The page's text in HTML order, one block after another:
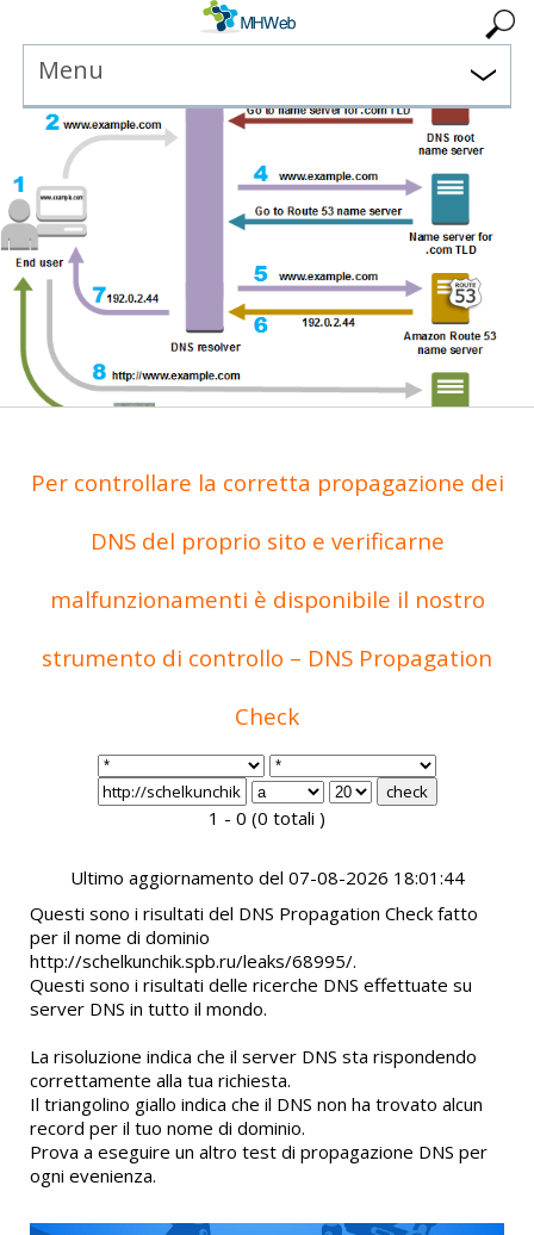
Menu
Per controllare la corretta propagazione dei
DNS del proprio sito e verificarne
malfunzionamenti è disponibile il nostro
strumento di controllo – DNS Propagation
Check
1 - 0 (0 totali )
Ultimo aggiornamento del 07-08-2026 18:01:44
Questi sono i risultati del DNS Propagation Check fatto
per il nome di dominio
http://schelkunchik.spb.ru/leaks/68995/.
Questi sono i risultati delle ricerche DNS effettuate su
server DNS in tutto il mondo.
La risoluzione indica che il server DNS sta rispondendo
correttamente alla tua richiesta.
Il triangolino giallo indica che il DNS non ha trovato alcun
record per il tuo nome di dominio.
Prova a eseguire un altro test di propagazione DNS per
ogni evenienza.